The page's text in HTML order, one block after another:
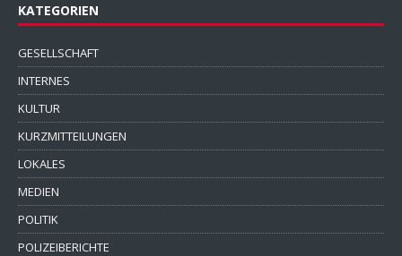
KATEGORIEN
GESELLSCHAFT
INTERNES
KULTUR
KURZMITTEILUNGEN
LOKALES
MEDIEN
POLITIK
POLIZEIBERICHTE